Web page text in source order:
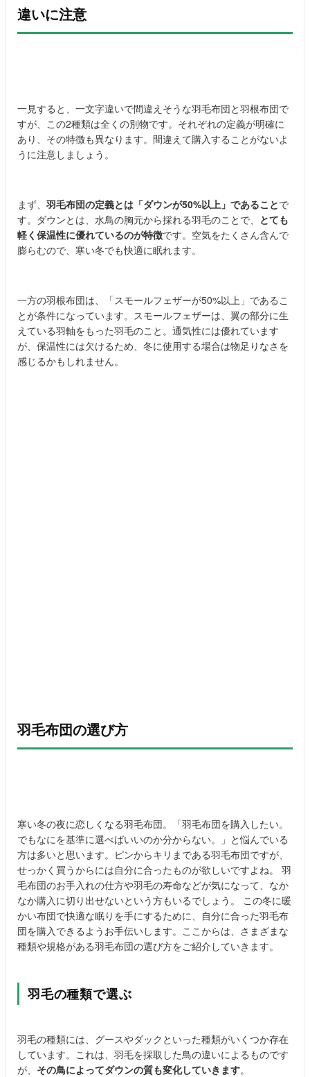
違いに注意
一見すると、一文字違いで間違えそうな羽毛布団と羽根布団で
すが、この2種類は全くの別物です。それぞれの定義が明確に
あり、その特徴も異なります。間違えて購入することがないよ
うに注意しましょう。
まず、 羽毛布団の定義とは「ダウンが50%以上」であることで
す。ダウンとは、水鳥の胸元から採れる羽毛のことで、 とても
軽く保温性に優れているのが特徴です。空気をたくさん含んで
膨らむので、寒い冬でも快適に眠れます。
一方の羽根布団は、「スモールフェザーが50%以上」であるこ
とが条件になっています。スモールフェザーは、翼の部分に生
えている羽軸をもった羽毛のこと。通気性には優れています
が、保温性には欠けるため、冬に使用する場合は物足りなさを
感じるかもしれません。
羽毛布団の選び方
寒い冬の夜に恋しくなる羽毛布団。「羽毛布団を購入したい。
でもなにを基準に選べばいいのか分からない。」と悩んでいる
方は多いと思います。ピンからキリまである羽毛布団ですが、
せっかく買うからには自分に合ったものが欲しいですよね。 羽
毛布団のお手入れの仕方や羽毛の寿命などが気になって、なか
なか購入に切り出せないという方もいるでしょう。 この冬に暖
かい布団で快適な眠りを手にするために、自分に合った羽毛布
団を購入できるようお手伝いします。ここからは、さまざまな
種類や規格がある羽毛布団の選び方をご紹介していきます。
羽毛の種類で選ぶ
羽毛の種類には、グースやダックといった種類がいくつか存在
しています。これは、羽毛を採取した鳥の違いによるものです
が、 その鳥によってダウンの質も変化していきます。